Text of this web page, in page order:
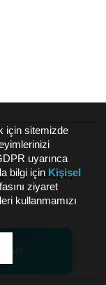
için sitemizde
uyarınca
bilgi içinKişisel
ziyaret
kullanmamızı
130 Maltepe,